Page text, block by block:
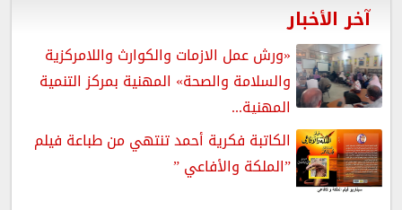
آخر الأخبار
«ورش عمل الازمات والكوارث واللامركزية
والسلامة والصحة» المهنية بمركز التنمية
المهنية...
الكاتبة فكرية أحمد تنتهي من طباعة فيلم
”الملكة والأفاعي ”